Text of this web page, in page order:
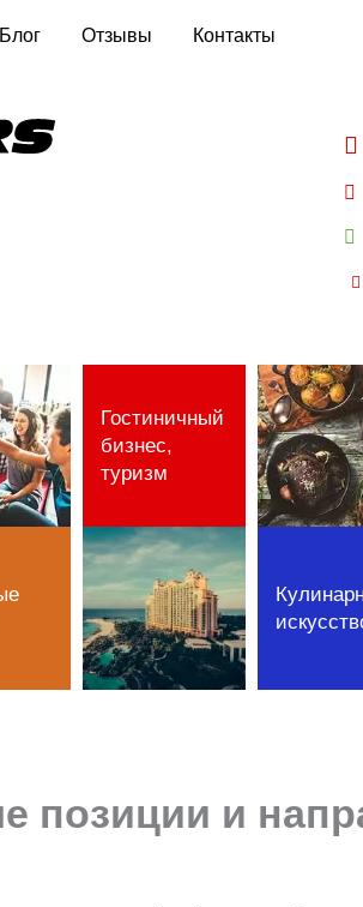
Блог Отзывы Контакты
Гостиничный
бизнес,
туризм
позиции и